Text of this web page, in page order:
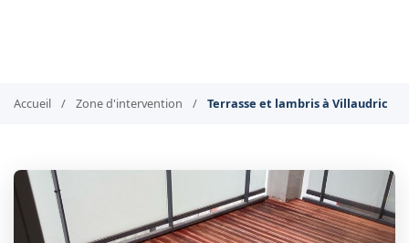
Accueil / Zone d'intervention / Terrasse et lambris à Villaudric